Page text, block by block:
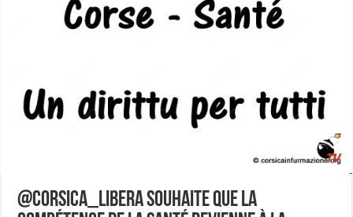
@Corsica_Libera souhaite que la